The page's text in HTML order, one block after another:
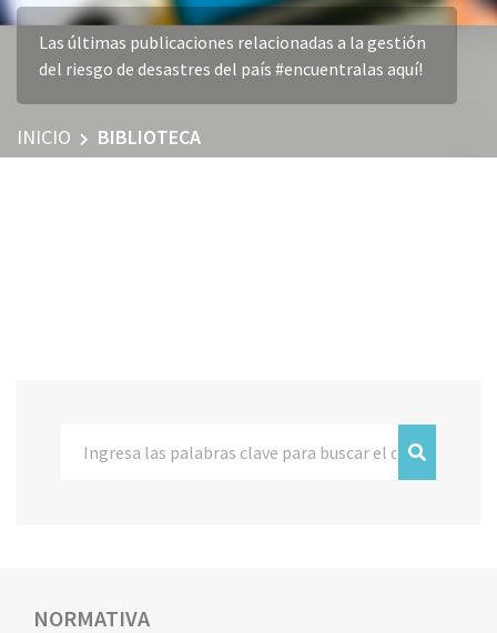
Las últimas publicaciones relacionadas a la gestión
del riesgo de desastres del país #encuentralas aquí!
INICIO BIBLIOTECA
NORMATIVA